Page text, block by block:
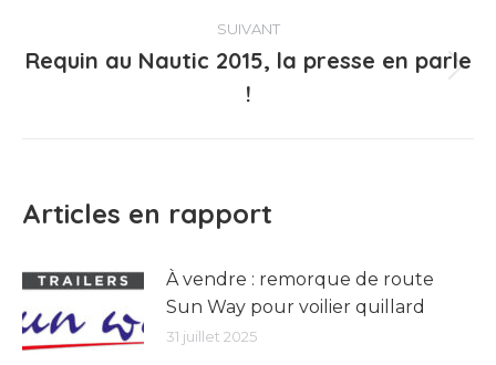
:
SUIVANT
Article
suivant
Requin au Nautic 2015, la presse en parle
!
Articles en rapport
À vendre : remorque de route
Sun Way pour voilier quillard
31 juillet 2025